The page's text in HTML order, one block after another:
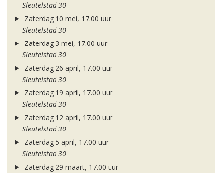
Sleutelstad 30
Zaterdag 10 mei, 17.00 uur
Sleutelstad 30
Zaterdag 3 mei, 17.00 uur
Sleutelstad 30
Zaterdag 26 april, 17.00 uur
Sleutelstad 30
Zaterdag 19 april, 17.00 uur
Sleutelstad 30
Zaterdag 12 april, 17.00 uur
Sleutelstad 30
Zaterdag 5 april, 17.00 uur
Sleutelstad 30
Zaterdag 29 maart, 17.00 uur